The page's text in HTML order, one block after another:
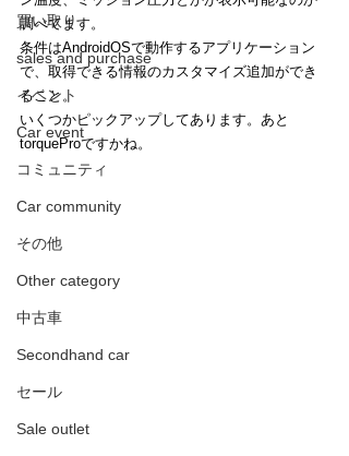
買い取り
sales and purchase
イベント
Car event
コミュニティ
Car community
その他
Other category
中古車
Secondhand car
セール
Sale outlet
調べてます。
条件はAndroidOSで動作するアプリケーション
で、取得できる情報のカスタマイズ追加ができ
ること。
いくつかピックアップしてあります。あと
torqueProですかね。